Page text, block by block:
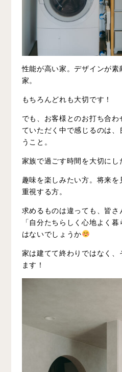
性能が高い家。デザインが
家。
もちろんどれも大切です！
でも、お客様とのお打ち合
ていただく中で感じるのは
うこと。
家族で過ごす時間を大切にし
趣味を楽しみたい方。将来
重視する方。
求めるものは違っても、皆さ
「自分たちらしく心地よく
はないでしょうか
家は建てて終わりではなく、
ます！